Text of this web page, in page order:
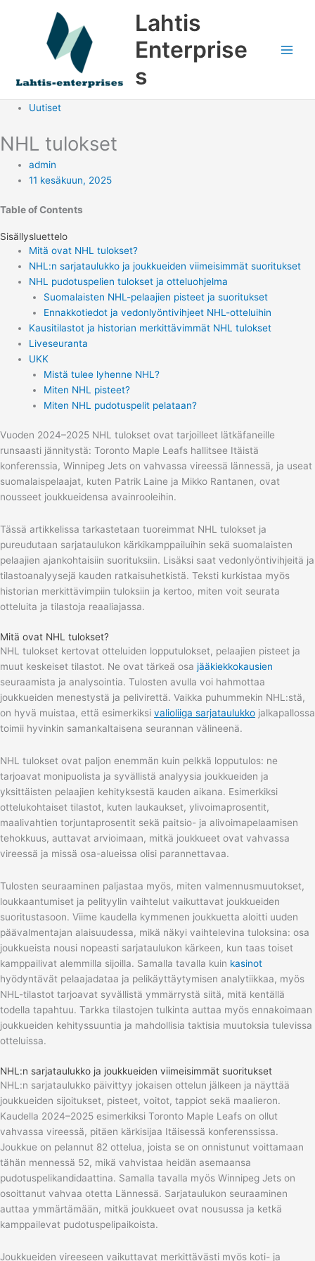
Lahtis
Enterprise
s
Uutiset
NHL tulokset
admin
11 kesäkuun, 2025
Table of Contents
Sisällysluettelo
Mitä ovat NHL tulokset?
NHL:n sarjataulukko ja joukkueiden viimeisimmät suoritukset
NHL pudotuspelien tulokset ja otteluohjelma
Suomalaisten NHL-pelaajien pisteet ja suoritukset
Ennakkotiedot ja vedonlyöntivihjeet NHL-otteluihin
Kausitilastot ja historian merkittävimmät NHL tulokset
Liveseuranta
UKK
Mistä tulee lyhenne NHL?
Miten NHL pisteet?
Miten NHL pudotuspelit pelataan?
Vuoden 2024–2025 NHL tulokset ovat tarjoilleet lätkäfaneille
runsaasti jännitystä: Toronto Maple Leafs hallitsee Itäistä
konferenssia, Winnipeg Jets on vahvassa vireessä lännessä, ja useat
suomalaispelaajat, kuten Patrik Laine ja Mikko Rantanen, ovat
nousseet joukkueidensa avainrooleihin.
Tässä artikkelissa tarkastetaan tuoreimmat NHL tulokset ja
pureudutaan sarjataulukon kärkikamppailuihin sekä suomalaisten
pelaajien ajankohtaisiin suorituksiin. Lisäksi saat vedonlyöntivihjeitä ja
tilastoanalyysejä kauden ratkaisuhetkistä. Teksti kurkistaa myös
historian merkittävimpiin tuloksiin ja kertoo, miten voit seurata
otteluita ja tilastoja reaaliajassa.
Mitä ovat NHL tulokset?
NHL tulokset kertovat otteluiden lopputulokset, pelaajien pisteet ja
muut keskeiset tilastot. Ne ovat tärkeä osa jääkiekkokausien
seuraamista ja analysointia. Tulosten avulla voi hahmottaa
joukkueiden menestystä ja pelivirettä. Vaikka puhummekin NHL:stä,
on hyvä muistaa, että esimerkiksi valioliiga sarjataulukko jalkapallossa
toimii hyvinkin samankaltaisena seurannan välineenä.
NHL tulokset ovat paljon enemmän kuin pelkkä lopputulos: ne
tarjoavat monipuolista ja syvällistä analyysia joukkueiden ja
yksittäisten pelaajien kehityksestä kauden aikana. Esimerkiksi
ottelukohtaiset tilastot, kuten laukaukset, ylivoimaprosentit,
maalivahtien torjuntaprosentit sekä paitsio- ja alivoimapelaamisen
tehokkuus, auttavat arvioimaan, mitkä joukkueet ovat vahvassa
vireessä ja missä osa-alueissa olisi parannettavaa.
Tulosten seuraaminen paljastaa myös, miten valmennusmuutokset,
loukkaantumiset ja pelityylin vaihtelut vaikuttavat joukkueiden
suoritustasoon. Viime kaudella kymmenen joukkuetta aloitti uuden
päävalmentajan alaisuudessa, mikä näkyi vaihtelevina tuloksina: osa
joukkueista nousi nopeasti sarjataulukon kärkeen, kun taas toiset
kamppailivat alemmilla sijoilla. Samalla tavalla kuin kasinot
hyödyntävät pelaajadataa ja pelikäyttäytymisen analytiikkaa, myös
NHL-tilastot tarjoavat syvällistä ymmärrystä siitä, mitä kentällä
todella tapahtuu. Tarkka tilastojen tulkinta auttaa myös ennakoimaan
joukkueiden kehityssuuntia ja mahdollisia taktisia muutoksia tulevissa
otteluissa.
NHL:n sarjataulukko ja joukkueiden viimeisimmät suoritukset
NHL:n sarjataulukko päivittyy jokaisen ottelun jälkeen ja näyttää
joukkueiden sijoitukset, pisteet, voitot, tappiot sekä maalieron.
Kaudella 2024–2025 esimerkiksi Toronto Maple Leafs on ollut
vahvassa vireessä, pitäen kärkisijaa Itäisessä konferenssissa.
Joukkue on pelannut 82 ottelua, joista se on onnistunut voittamaan
tähän mennessä 52, mikä vahvistaa heidän asemaansa
pudotuspelikandidaattina. Samalla tavalla myös Winnipeg Jets on
osoittanut vahvaa otetta Lännessä. Sarjataulukon seuraaminen
auttaa ymmärtämään, mitkä joukkueet ovat nousussa ja ketkä
kamppailevat pudotuspelipaikoista.
Joukkueiden vireeseen vaikuttavat merkittävästi myös koti- ja